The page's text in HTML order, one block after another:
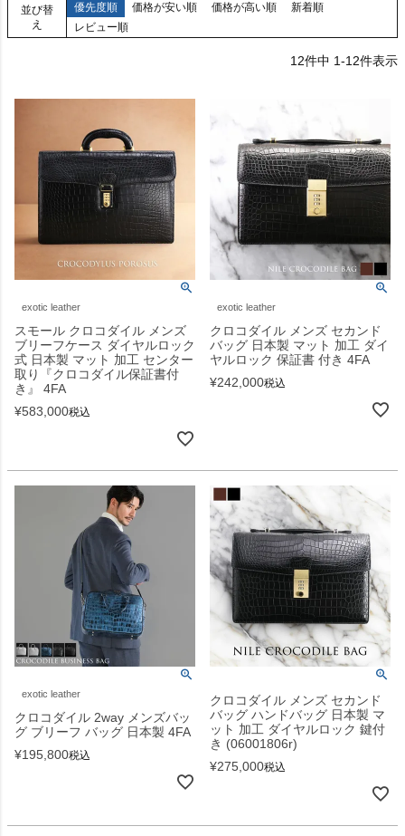
並び替
え
優先度順 価格が安い順 価格が高い順
新着順
レビュー順
12件中 1-12件表示
exotic leather
スモール クロコダイル メンズ
ブリーフケース ダイヤルロック
式 日本製 マット 加工 センター
取り『クロコダイル保証書付
き』 4FA
¥583,000税込
exotic leather
クロコダイル メンズ セカンド
バッグ 日本製 マット 加工 ダイ
ヤルロック 保証書 付き 4FA
¥242,000税込
exotic leather
クロコダイル 2way メンズバッ
グ ブリーフ バッグ 日本製 4FA
¥195,800税込
クロコダイル メンズ セカンド
バッグ ハンドバッグ 日本製 マ
ット 加工 ダイヤルロック 鍵付
き (06001806r)
¥275,000税込